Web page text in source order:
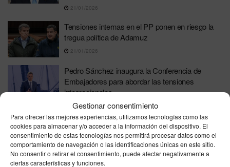
Gestionar consentimiento
Para ofrecer las mejores experiencias, utilizamos tecnologías como las
cookies para almacenar y/o acceder a la información del dispositivo. El
consentimiento de estas tecnologías nos permitirá procesar datos como el
comportamiento de navegación o las identificaciones únicas en este sitio.
No consentir o retirar el consentimiento, puede afectar negativamente a
ciertas características y funciones.
21/01/2026
Tensiones internas en el PP ponen en riesgo la
tregua política de Adamuz
21/01/2026
Pedro Sánchez inaugura la Conferencia de
Embajadores para abordar las tensiones
internacionales
08/01/2026
Tensiones en Medio Oriente se intensifican tras
protestas en Irán y advertencias de EE. UU.
02/01/2026